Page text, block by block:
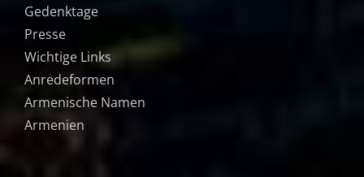
Gedenktage
Presse
Wichtige Links
Anredeformen
Armenische Namen
Armenien